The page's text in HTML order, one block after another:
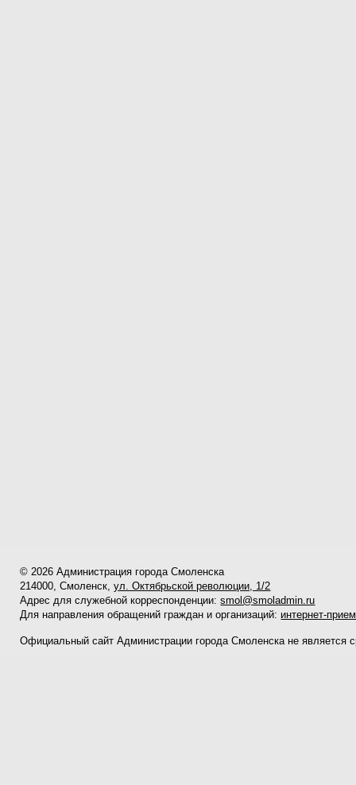
© 2026 Администрация города Смоленска
214000, Смоленск,ул. Октябрьской революции, 1/2
Адрес для служебной корреспонденции:smol@smoladmin.ru
Для направления обращений граждан и организаций: интернет-
Официальный сайт Администрации города Смоленска не является